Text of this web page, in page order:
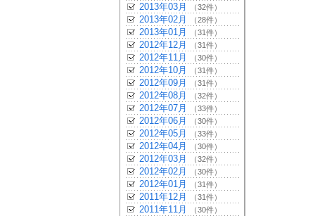
2013年03月 （32件）
2013年02月 （28件）
2013年01月 （31件）
2012年12月 （31件）
2012年11月 （30件）
2012年10月 （31件）
2012年09月 （31件）
2012年08月 （32件）
2012年07月 （33件）
2012年06月 （30件）
2012年05月 （33件）
2012年04月 （30件）
2012年03月 （32件）
2012年02月 （30件）
2012年01月 （31件）
2011年12月 （31件）
2011年11月 （30件）